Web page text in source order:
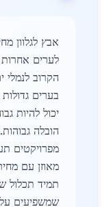
אבץ לגלוון
לערים
הקרוב לנמלי
בערים
יכול להיות
הובלה
מפרויקטים
מאוזן עם
תמיד תכלול
שמשפיעים על